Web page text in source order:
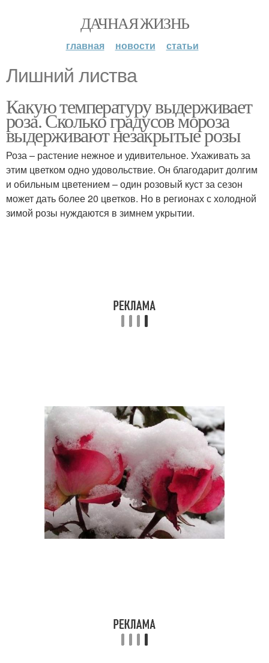
ДАЧНАЯ ЖИЗНЬ
главная новости статьи
Лишний листва
Какую температуру выдерживает
роза. Сколько градусов мороза
выдерживают незакрытые розы
Роза – растение нежное и удивительное. Ухаживать за
этим цветком одно удовольствие. Он благодарит долгим
и обильным цветением – один розовый куст за сезон
может дать более 20 цветков. Но в регионах с холодной
зимой розы нуждаются в зимнем укрытии.